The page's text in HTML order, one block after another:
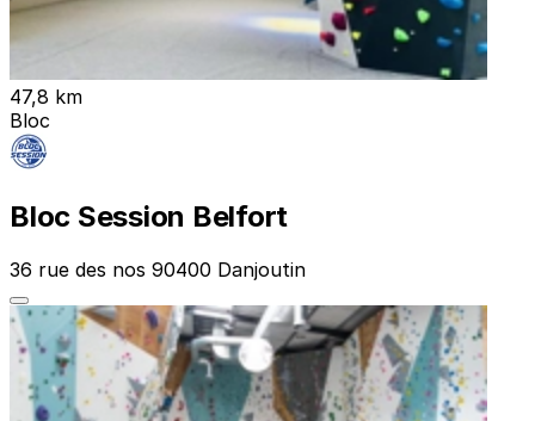
47,8 km
Bloc
Bloc Session Belfort
36 rue des nos 90400 Danjoutin